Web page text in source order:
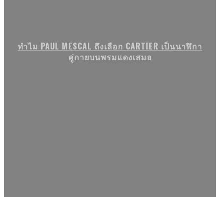
ทำไม PAUL MESCAL ถึงเลือก CARTIER เป็นนาฬิกา
คู่กายบนพรมแดงเสมอ